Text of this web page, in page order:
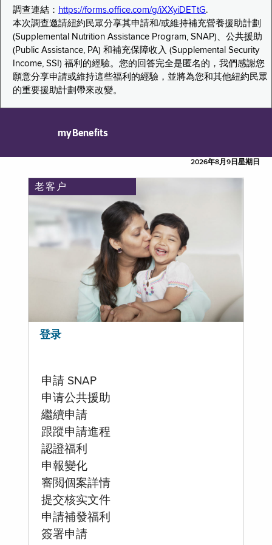
調查連結： https://forms.office.com/g/iXXyiDETtG.
本次調查邀請紐約民眾分享其申請和/或維持補充營養援助計劃
(Supplemental Nutrition Assistance Program, SNAP)、公共援助
(Public Assistance, PA) 和補充保障收入 (Supplemental Security
Income, SSI) 福利的經驗。您的回答完全是匿名的，我們感謝您
願意分享申請或維持這些福利的經驗，並將為您和其他紐約民眾
的重要援助計劃帶來改變。
myBenefits
2026年8月9日星期日
老客户
登录
申請 SNAP
申请公共援助
繼續申請
跟蹤申請進程
認證福利
申報變化
審閲個案詳情
提交核实文件
申請補發福利
簽署申請